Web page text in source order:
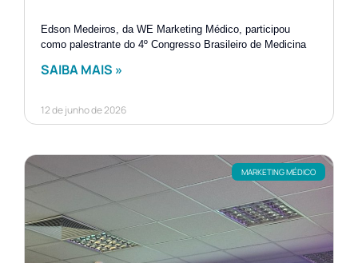
Edson Medeiros, da WE Marketing Médico, participou
como palestrante do 4º Congresso Brasileiro de Medicina
SAIBA MAIS »
12 de junho de 2026
MARKETING MÉDICO